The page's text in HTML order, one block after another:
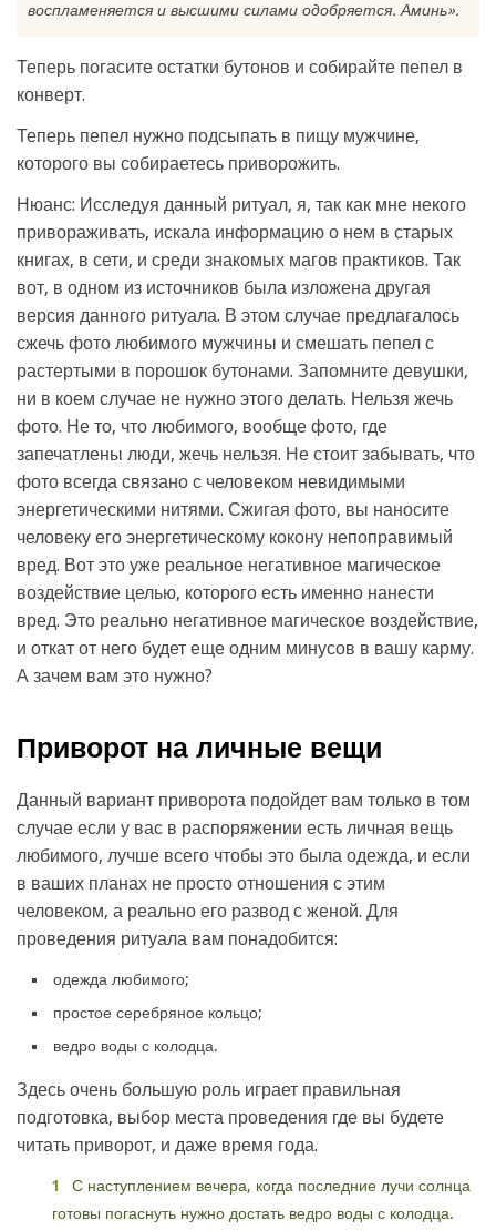
воспламеняется и высшими силами одобряется. Аминь».
Теперь погасите остатки бутонов и собирайте пепел в
конверт.
Теперь пепел нужно подсыпать в пищу мужчине,
которого вы собираетесь приворожить.
Нюанс: Исследуя данный ритуал, я, так как мне некого
привораживать, искала информацию о нем в старых
книгах, в сети, и среди знакомых магов практиков. Так
вот, в одном из источников была изложена другая
версия данного ритуала. В этом случае предлагалось
сжечь фото любимого мужчины и смешать пепел с
растертыми в порошок бутонами. Запомните девушки,
ни в коем случае не нужно этого делать. Нельзя жечь
фото. Не то, что любимого, вообще фото, где
запечатлены люди, жечь нельзя. Не стоит забывать, что
фото всегда связано с человеком невидимыми
энергетическими нитями. Сжигая фото, вы наносите
человеку его энергетическому кокону непоправимый
вред. Вот это уже реальное негативное магическое
воздействие целью, которого есть именно нанести
вред. Это реально негативное магическое воздействие,
и откат от него будет еще одним минусов в вашу карму.
А зачем вам это нужно?
Приворот на личные вещи
Данный вариант приворота подойдет вам только в том
случае если у вас в распоряжении есть личная вещь
любимого, лучше всего чтобы это была одежда, и если
в ваших планах не просто отношения с этим
человеком, а реально его развод с женой. Для
проведения ритуала вам понадобится:
одежда любимого;
простое серебряное кольцо;
ведро воды с колодца.
Здесь очень большую роль играет правильная
подготовка, выбор места проведения где вы будете
читать приворот, и даже время года.
С наступлением вечера, когда последние лучи солнца
готовы погаснуть нужно достать ведро воды с колодца.